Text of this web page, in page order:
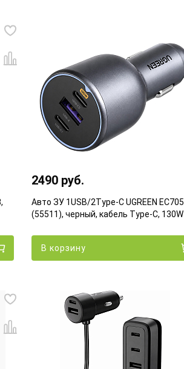
2490 руб.
Авто ЗУ 1USB/2Type-C UGREEN EC705
(55511), черный, кабель Type-C, 130W
В корзину